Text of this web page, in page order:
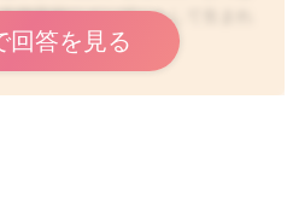
物学的にインプットして生まれ
を求める反応、吸い付きながら
ると考えられます。
回答を見る